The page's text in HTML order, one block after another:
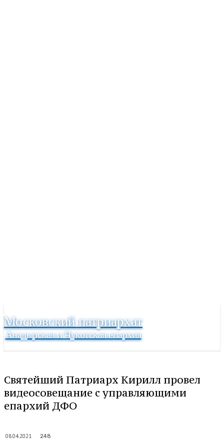
Московский патриархат
Анадырская и Чукотская епархия
Святейший Патриарх Кирилл провел
видеосовещание с управляющими
епархий ДФО
08.04.2021 248